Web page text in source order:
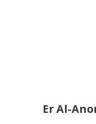
Er Al-